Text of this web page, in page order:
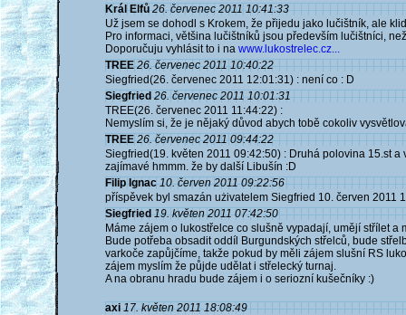
Král Elfů 26. červenec 2011 10:41:33
Už jsem se dohodl s Krokem, že přijedu jako lučištník, ale
Pro informaci, většina lučištníků jsou především lučištníci,
Doporučuju vyhlásit to i na www.lukostrelec.cz...
TREE 26. červenec 2011 10:40:22
Siegfried(26. červenec 2011 12:01:31) : není co : D
Siegfried 26. červenec 2011 10:01:31
TREE(26. červenec 2011 11:44:22) :
Nemyslím si, že je nějaký důvod abych tobě cokoliv
TREE 26. červenec 2011 09:44:22
Siegfried(19. květen 2011 09:42:50) : Druhá polovina 15.st a
zajímavé hmmm. že by další Libušín :D
Filip Ignac 10. červen 2011 09:22:56
příspěvek byl smazán użivatelem Siegfried 10. červen 2011
Siegfried 19. květen 2011 07:42:50
Máme zájem o lukostřelce co slušně vypadají, umějí střílet a
Bude potřeba obsadit oddíl Burgundských střelců, bude
varkoče zapůjčíme, takže pokud by měli zájem slušní RS
zájem myslím že půjde udělat i střelecký turnaj.
A na obranu hradu bude zájem i o seriozní kušečníky :)
axi 17. květen 2011 18:08:49